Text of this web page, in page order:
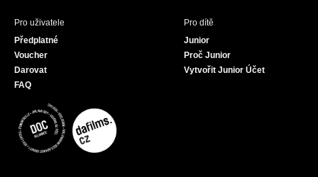
Pro uživatele
Předplatné
Voucher
Darovat
FAQ
Pro dítě
Junior
Proč Junior
Vytvořit Junior Účet